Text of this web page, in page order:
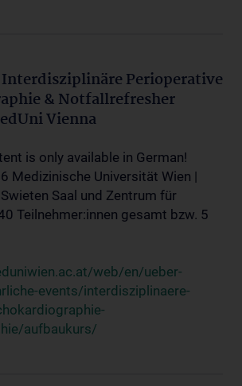
Perioperative
& Notfallrefresher
Vienna
is only available in German!
Medizinische Universität Wien |
Saal und Zentrum für
Teilnehmer:innen gesamt bzw. 5
web/en/ueber-
events/interdisziplinaere-
aufbaukurs/